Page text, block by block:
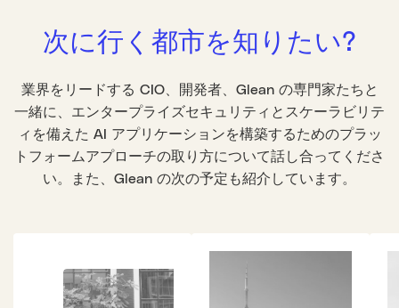
次に行く都市を知りたい?
業界をリードする CIO、開発者、Glean の専門家たちと
一緒に、エンタープライズセキュリティとスケーラビリテ
ィを備えた AI アプリケーションを構築するためのプラッ
トフォームアプローチの取り方について話し合ってくださ
い。また、Glean の次の予定も紹介しています。